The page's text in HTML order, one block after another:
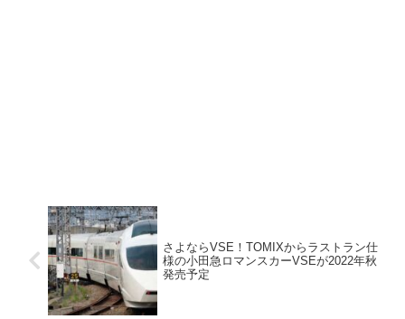
さよならVSE！TOMIXからラストラン仕
様の小田急ロマンスカーVSEが2022年秋
発売予定